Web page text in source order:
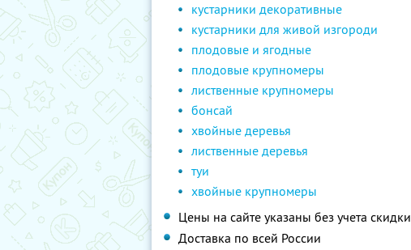
кустарники декоративные
кустарники для живой изгороди
плодовые и ягодные
плодовые крупномеры
лиственные крупномеры
бонсай
хвойные деревья
лиственные деревья
туи
хвойные крупномеры
Цены на сайте указаны без учета скидки
Доставка по всей России